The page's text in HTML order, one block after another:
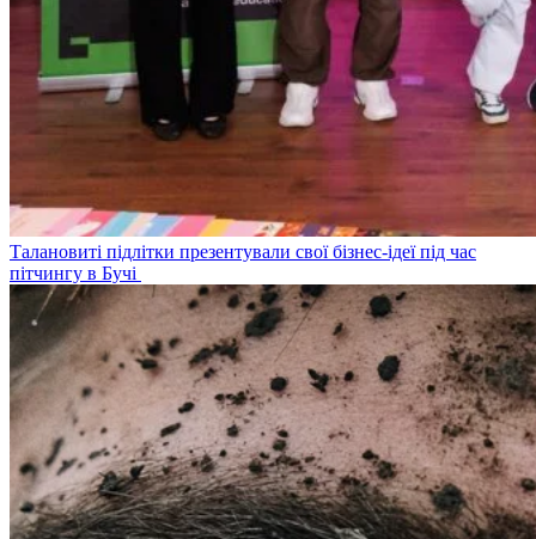
Талановиті підлітки презентували свої бізнес-ідеї під час
пітчингу в Бучі